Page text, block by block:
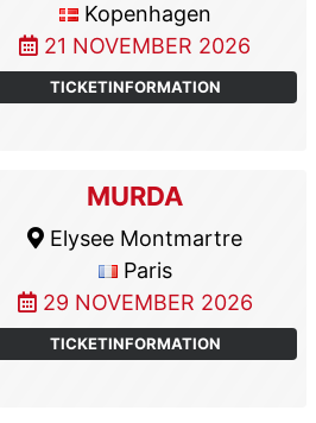
Kopenhagen
21 NOVEMBER 2026
TICKETINFORMATION
MURDA
Elysee Montmartre
Paris
29 NOVEMBER 2026
TICKETINFORMATION